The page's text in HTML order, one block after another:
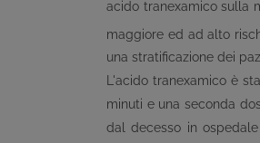
acido tranexamico sulla
maggiore ed ad alto
una stratificazione dei
L'acido tranexamico è
minuti e una seconda
dal decesso in